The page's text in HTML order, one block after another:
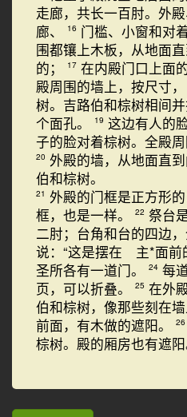
走廊，共长一百肘。外
廊、
16 门槛、小窗和对
围都镶上木板，从地面
的；
17 在内殿门口上面
殿周围的墙上，按尺寸，
树。吉路伯和棕树相间
个面孔。
19 这边有人的
子的脸对着棕树。全殿
20 外殿的墙，从地面直
伯和棕树。
21 外殿的门框是正方形
框，也是一样。
22 祭台
二肘；台角和台的四边
说：“这是摆在 主*面前
圣所各有一道门。
24 每
页，可以折叠。
25 在外
伯和棕树，像那些刻在
前面，有木做的遮阳。
26
棕树。殿的厢房也有遮阳